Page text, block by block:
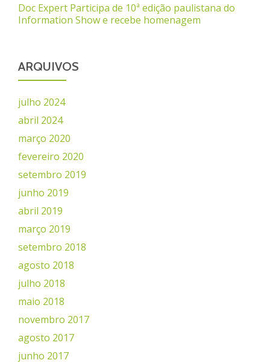
Doc Expert Participa de 10ª edição paulistana do
Information Show e recebe homenagem
ARQUIVOS
julho 2024
abril 2024
março 2020
fevereiro 2020
setembro 2019
junho 2019
abril 2019
março 2019
setembro 2018
agosto 2018
julho 2018
maio 2018
novembro 2017
agosto 2017
junho 2017